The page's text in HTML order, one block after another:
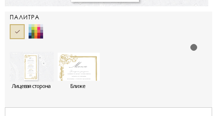
ПАЛИТРА
Лицевая сторона Ближе